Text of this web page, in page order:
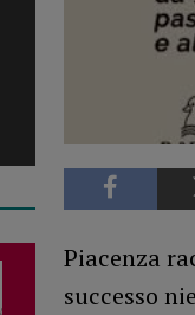
Piacenza
successo